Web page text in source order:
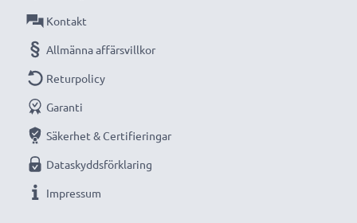
Kontakt
Allmänna affärsvillkor
Returpolicy
Garanti
Säkerhet & Certifieringar
Dataskyddsförklaring
Impressum